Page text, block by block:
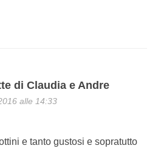
di Claudia e Andre
alle 14:33
e tanto gustosi e sopratutto